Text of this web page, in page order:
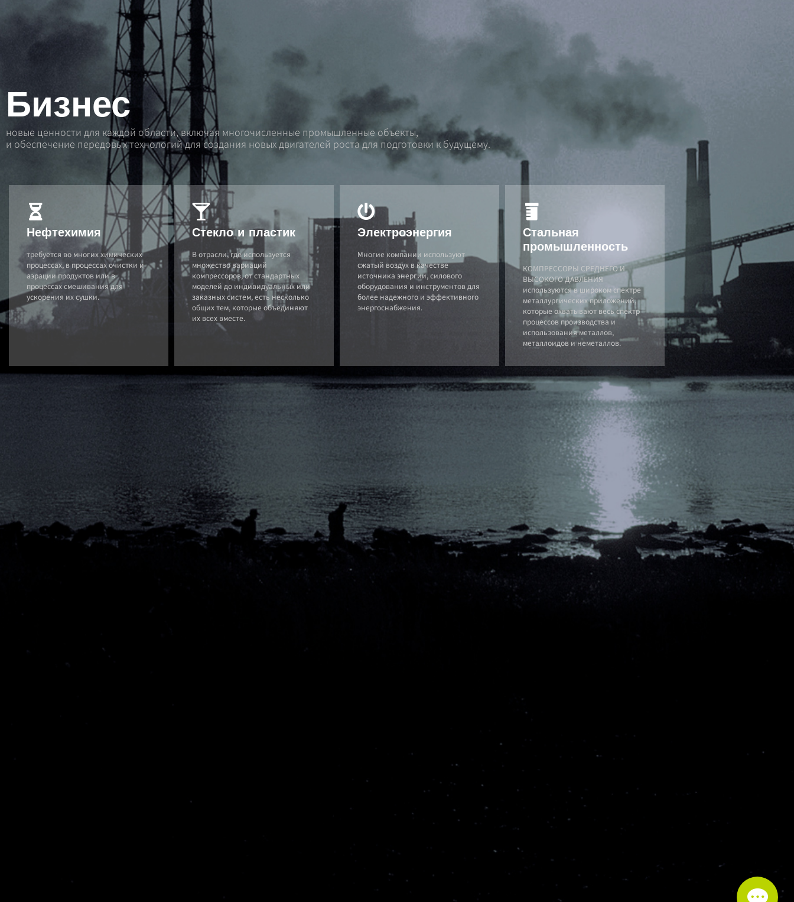
Бизнес
новые ценности для каждой области, включая многочисленные промышленные объекты,
и обеспечение передовых технологий для создания новых двигателей роста для подготовки к будущему.
Нефтехимия
требуется во многих химических
процессах, в процессах очистки и
аэрации продуктов или в
процессах смешивания для
ускорения их сушки.
Стекло и пластик
В отрасли, где используется
множество вариаций
компрессоров, от стандартных
моделей до индивидуальных или
заказных систем, есть несколько
общих тем, которые объединяют
их всех вместе.
Электроэнергия
Многие компании используют
сжатый воздух в качестве
источника энергии, силового
оборудования и инструментов для
более надежного и эффективного
энергоснабжения.
Стальная
промышленность
КОМПРЕССОРЫ СРЕДНЕГО И
ВЫСОКОГО ДАВЛЕНИЯ
используются в широком спектре
металлургических приложений,
которые охватывают весь спектр
процессов производства и
использования металлов,
металлоидов и неметаллов.